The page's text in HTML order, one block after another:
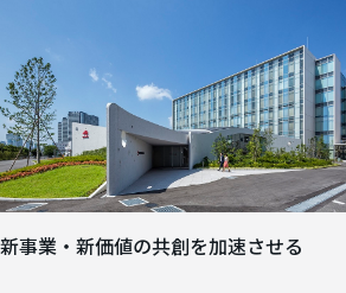
新事業・新価値の共創を加速させる